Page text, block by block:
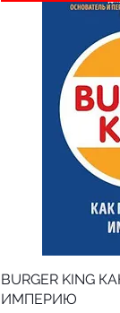
BURGER KING
ИМПЕРИЮ